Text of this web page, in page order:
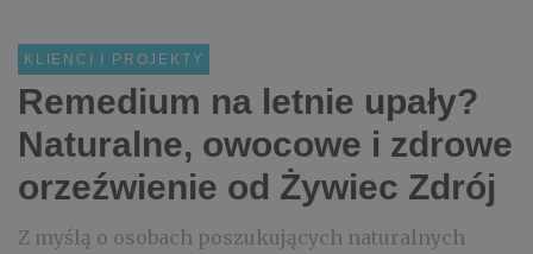
KLIENCI I PROJEKTY
Remedium na letnie upały?
Naturalne, owocowe i zdrowe
orzeźwienie od Żywiec Zdrój
Z myślą o osobach poszukujących naturalnych